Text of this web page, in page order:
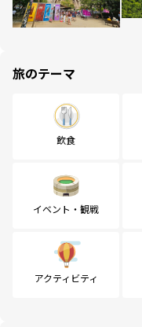
旅のテーマ
飲食
イベント・観戦
アクティビティ